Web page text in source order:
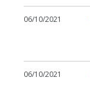
06/10/2021
06/10/2021